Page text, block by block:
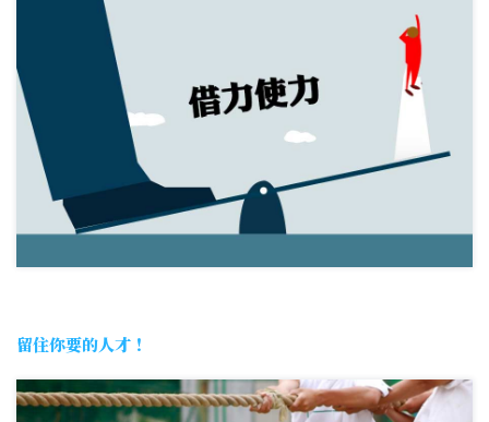
留住你要的人才！